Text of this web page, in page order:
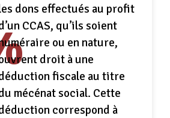
dons effectués au profit
CCAS, qu’ils soient
ou en nature,
droit à une
fiscale au titre
mécénat social. Cette
correspond à